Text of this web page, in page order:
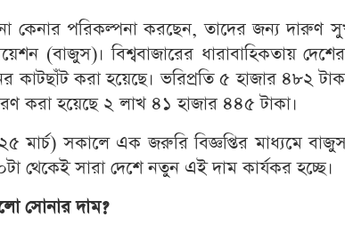
কেনার পরিকল্পনা করছেন, তাদের জন্য দারুণ
(বাজুস)। বিশ্ববাজারের ধারাবাহিকতায়
কাটছাঁট করা হয়েছে। ভরিপ্রতি ৫ হাজার ৪৮২
করা হয়েছে ২ লাখ ৪১ হাজার ৪৪৫ টাকা।
মার্চ) সকালে এক জরুরি বিজ্ঞপ্তির মাধ্যমে
থেকেই সারা দেশে নতুন এই দাম কার্যকর হচ্ছে।
সোনার দাম?